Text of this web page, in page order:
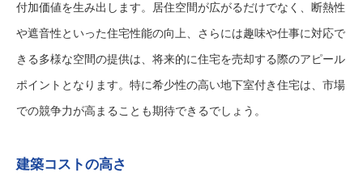
付加価値を生み出します。居住空間が広がるだけでなく、断熱性
や遮音性といった住宅性能の向上、さらには趣味や仕事に対応で
きる多様な空間の提供は、将来的に住宅を売却する際のアピール
ポイントとなります。特に希少性の高い地下室付き住宅は、市場
での競争力が高まることも期待できるでしょう。
建築コストの高さ